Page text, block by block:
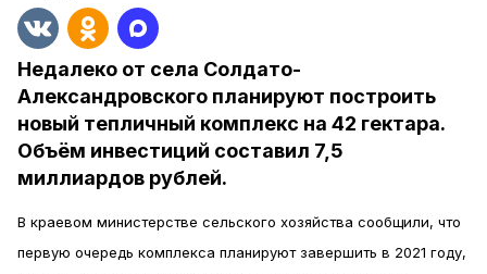
Недалеко от села Солдато-
Александровского планируют построить
новый тепличный комплекс на 42 гектара.
Объём инвестиций составил 7,5
миллиардов рублей.
В краевом министерстве сельского хозяйства сообщили, что
первую очередь комплекса планируют завершить в 2021 году,